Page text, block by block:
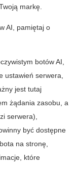
markę.
AI, pamiętaj o
botów AI,
ustawień serwera,
jest tutaj
żądania zasobu, a
serwera),
być dostępne
na stronę,
które